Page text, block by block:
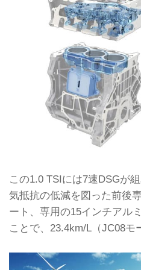
この1.0 TSIには7速DSGが
気抵抗の低減を図った前後
ート、専用の15インチアル
ことで、23.4km/L（JC08モ